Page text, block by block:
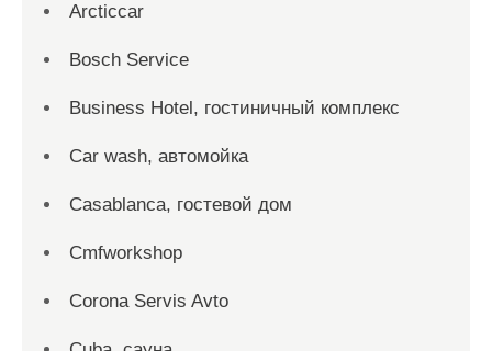
Arcticcar
Bosch Service
Business Hotel, гостиничный комплекс
Car wash, автомойка
Casablanca, гостевой дом
Cmfworkshop
Corona Servis Avto